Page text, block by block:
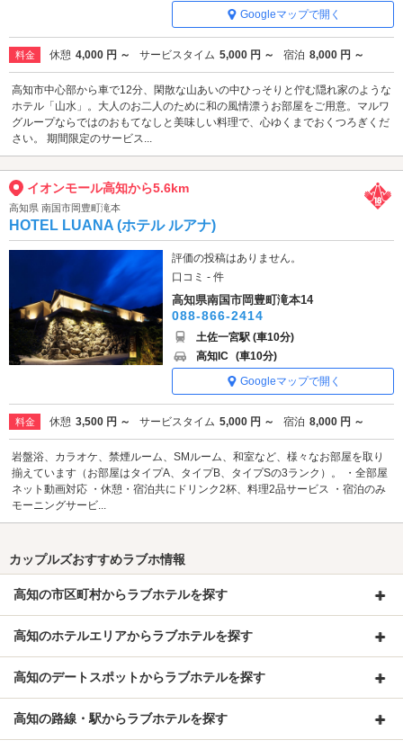
Googleマップで開く
料金 休憩 4,000 円 ～ サービスタイム 5,000 円 ～ 宿泊 8,000 円 ～
高知市中心部から車で12分、閑散な山あいの中ひっそりと佇む隠れ家のような
ホテル「山水」。大人のお二人のために和の風情漂うお部屋をご用意。マルワ
グループならではのおもてなしと美味しい料理で、心ゆくまでおくつろぎくだ
さい。 期間限定のサービス...
イオンモール高知から5.6km
高知県 南国市岡豊町滝本
HOTEL LUANA (ホテル ルアナ)
評価の投稿はありません。
口コミ - 件
高知県南国市岡豊町滝本14
088-866-2414
土佐一宮駅 (車10分)
高知IC (車10分)
Googleマップで開く
料金 休憩 3,500 円 ～ サービスタイム 5,000 円 ～ 宿泊 8,000 円 ～
岩盤浴、カラオケ、禁煙ルーム、SMルーム、和室など、様々なお部屋を取り
揃えています（お部屋はタイプA、タイプB、タイプSの3ランク）。 ・全部屋
ネット動画対応 ・休憩・宿泊共にドリンク2杯、料理2品サービス ・宿泊のみ
モーニングサービ...
カップルズおすすめラブホ情報
高知の市区町村からラブホテルを探す
高知のホテルエリアからラブホテルを探す
高知のデートスポットからラブホテルを探す
高知の路線・駅からラブホテルを探す